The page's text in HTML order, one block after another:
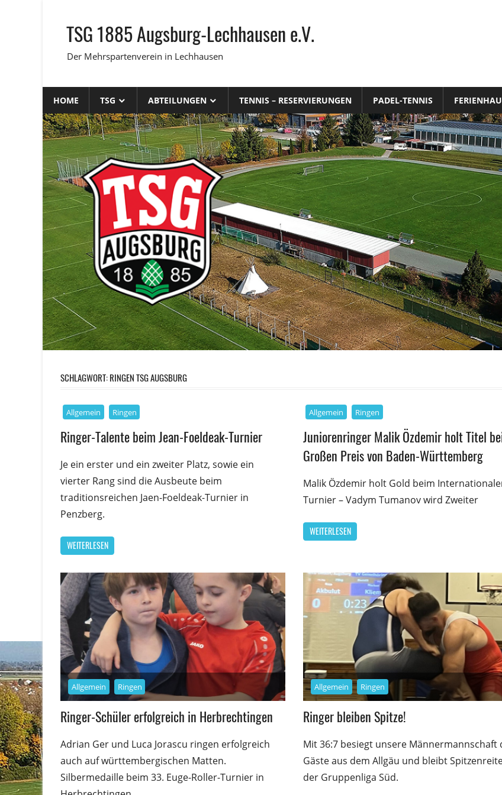
springenTSG 1885 Augsburg-Lechhausen e.V.
Der Mehrspartenverein in Lechhausen
HOME TSG ABTEILUNGEN TENNIS – RESERVIERUNGEN PADEL-TENNIS
SCHLAGWORT:RINGEN TSG AUGSBURG
Allgemein Ringen
Ringer-Talente beim Jean-Foeldeak-Turnier
Je ein erster und ein zweiter Platz, sowie ein
vierter Rang sind die Ausbeute beim
traditionsreichen Jaen-Foeldeak-Turnier in
Penzberg.
WEITERLESEN
Allgemein Ringen
Juniorenringer Malik Özdemir holt Titel
Großen Preis von Baden-Württemberg
Malik Özdemir holt Gold beim
Turnier – Vadym Tumanov wird Zweiter
WEITERLESEN
Allgemein Ringen
Ringer-Schüler erfolgreich in Herbrechtingen
Adrian Ger und Luca Jorascu ringen erfolgreich
auch auf württembergischen Matten.
Silbermedaille beim 33. Euge-Roller-Turnier in
Allgemein Ringen
Ringer bleiben Spitze!
Mit 36:7 besiegt unsere Männermannschaft
Gäste aus dem Allgäu und bleibt
der Gruppenliga Süd.